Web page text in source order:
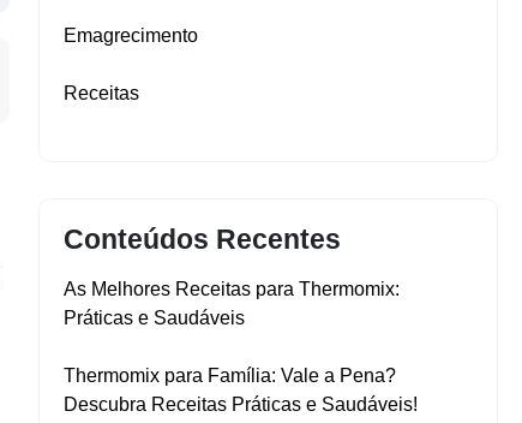
Emagrecimento
Receitas
Conteúdos Recentes
As Melhores Receitas para Thermomix:
Práticas e Saudáveis
Thermomix para Família: Vale a Pena?
Descubra Receitas Práticas e Saudáveis!